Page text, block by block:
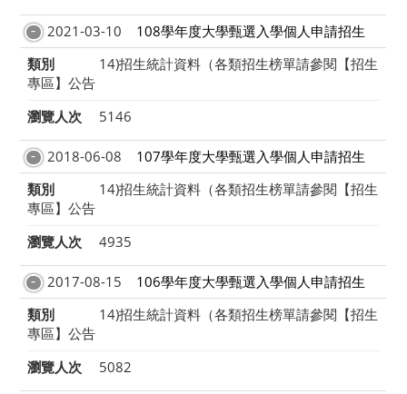
2021-03-10
108學年度大學甄選入學個人申請招生
類別
14)招生統計資料（各類招生榜單請參閱【招生
專區】公告
瀏覽人次
5146
2018-06-08
107學年度大學甄選入學個人申請招生
類別
14)招生統計資料（各類招生榜單請參閱【招生
專區】公告
瀏覽人次
4935
2017-08-15
106學年度大學甄選入學個人申請招生
類別
14)招生統計資料（各類招生榜單請參閱【招生
專區】公告
瀏覽人次
5082